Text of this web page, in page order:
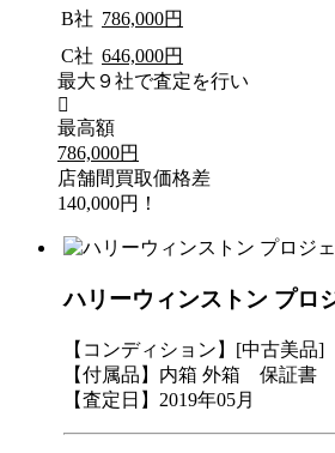
B社 786,000円
C社 646,000円
最大９社で査定を行い
最高額
786,000円
店舗間買取価格差
140,000円！
ハリーウィンストン プロ
【コンディション】[中古美品]
【付属品】内箱 外箱 保証書
【査定日】2019年05月